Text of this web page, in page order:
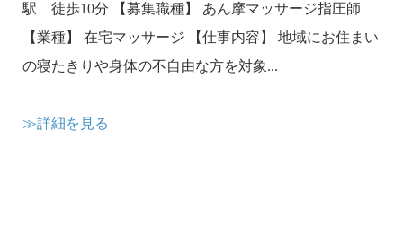
駅 徒歩10分 【募集職種】 あん摩マッサージ指圧師
【業種】 在宅マッサージ 【仕事内容】 地域にお住まい
の寝たきりや身体の不自由な方を対象...
≫詳細を見る